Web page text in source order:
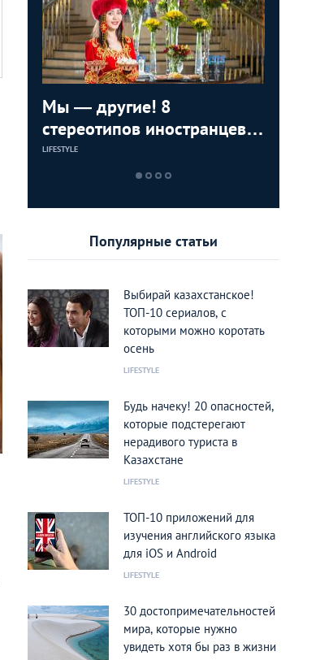
Мы — другие! 8
стереотипов иностранцев о
Казахстане
LIFESTYLE
Популярные статьи
Выбирай казахстанское!
ТОП-10 сериалов, с
которыми можно коротать
осень
LIFESTYLE
Будь начеку! 20 опасностей,
которые подстерегают
нерадивого туриста в
Казахстане
LIFESTYLE
ТОП-10 приложений для
изучения английского языка
для iOS и Android
LIFESTYLE
30 достопримечательностей
мира, которые нужно
увидеть хотя бы раз в жизни